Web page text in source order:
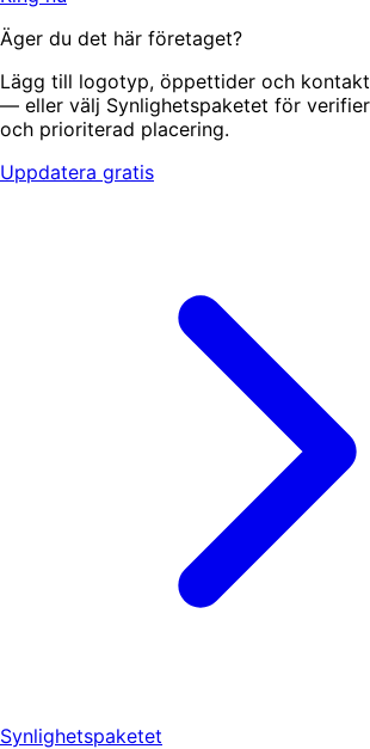
Äger du det här företaget?
Lägg till logotyp, öppettider och
— eller välj Synlighetspaketet för
och prioriterad placering.
Uppdatera gratis
Synlighetspaketet